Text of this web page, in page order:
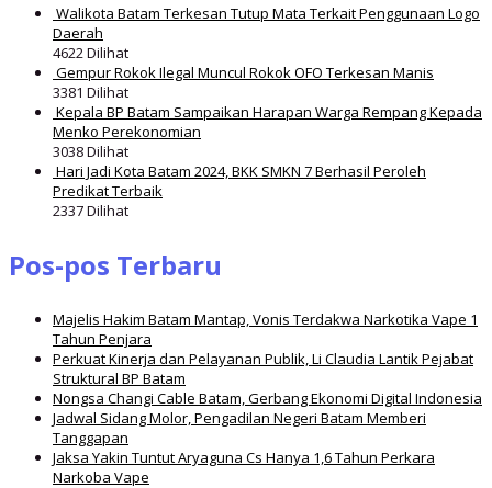
Walikota Batam Terkesan Tutup Mata Terkait Penggunaan Logo
Daerah
4622 Dilihat
Gempur Rokok Ilegal Muncul Rokok OFO Terkesan Manis
3381 Dilihat
Kepala BP Batam Sampaikan Harapan Warga Rempang Kepada
Menko Perekonomian
3038 Dilihat
Hari Jadi Kota Batam 2024, BKK SMKN 7 Berhasil Peroleh
Predikat Terbaik
2337 Dilihat
Pos-pos Terbaru
Majelis Hakim Batam Mantap, Vonis Terdakwa Narkotika Vape 1
Tahun Penjara
Perkuat Kinerja dan Pelayanan Publik, Li Claudia Lantik Pejabat
Struktural BP Batam
Nongsa Changi Cable Batam, Gerbang Ekonomi Digital Indonesia
Jadwal Sidang Molor, Pengadilan Negeri Batam Memberi
Tanggapan
Jaksa Yakin Tuntut Aryaguna Cs Hanya 1,6 Tahun Perkara
Narkoba Vape